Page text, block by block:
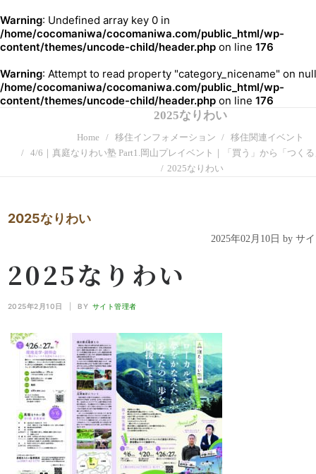
Warning: Undefined array key 0 in
/home/cocomaniwa/cocomaniwa.com/public_html/wp-
content/themes/uncode-child/header.php on line 176
Warning: Attempt to read property "category_nicename" on
/home/cocomaniwa/cocomaniwa.com/public_html/wp-
content/themes/uncode-child/header.php on line 176
2025なりわい
Home 移住インフォメーション
移住関連イベント
4/6｜真庭なりわい塾 Part1.岡山プレイベント｜「買う」から「つく
2025なりわい
2025なりわい
2025年02月10日 by サ
2025なりわい
2025年2月10日 BY サイト管理者